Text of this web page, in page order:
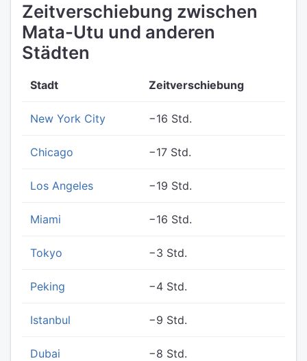
Zeitverschiebung zwischen
Mata-Utu und anderen
Städten
Stadt Zeitverschiebung
New York City −16 Std.
Chicago −17 Std.
Los Angeles −19 Std.
Miami −16 Std.
Tokyo −3 Std.
Peking −4 Std.
Istanbul −9 Std.
Dubai −8 Std.